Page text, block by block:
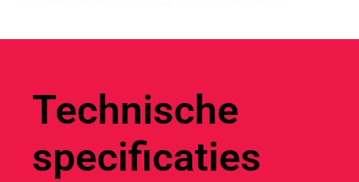
Technische
specificaties